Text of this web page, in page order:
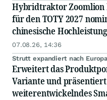
Hybridtraktor Zoomlion
für den TOTY 2027
chinesische
07.08.26, 14:36
Strutt expandiert nach
Erweitert das
Variante und
weiterentwickelndes